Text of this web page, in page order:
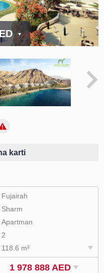
karti
Fujairah
Sharm
Apartman
2
118.6 m²
1 978 888 AED